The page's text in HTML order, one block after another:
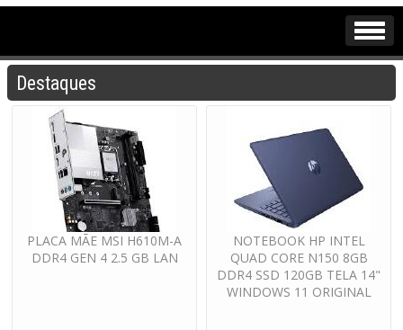
Destaques
PLACA MÃE MSI H610M-A
DDR4 GEN 4 2.5 GB LAN
NOTEBOOK HP INTEL
QUAD CORE N150 8GB
DDR4 SSD 120GB TELA 14"
WINDOWS 11 ORIGINAL